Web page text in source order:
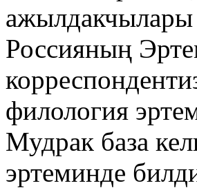
ажылдакчылары
Россияның
филология
Мудрак база
эртеминде